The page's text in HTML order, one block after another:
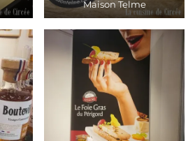
Maison Telme